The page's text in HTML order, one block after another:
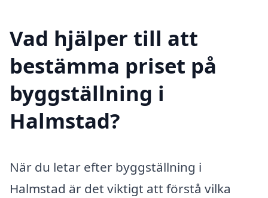
Vad hjälper till att
bestämma priset på
byggställning i
Halmstad?
När du letar efter byggställning i
Halmstad är det viktigt att förstå vilka